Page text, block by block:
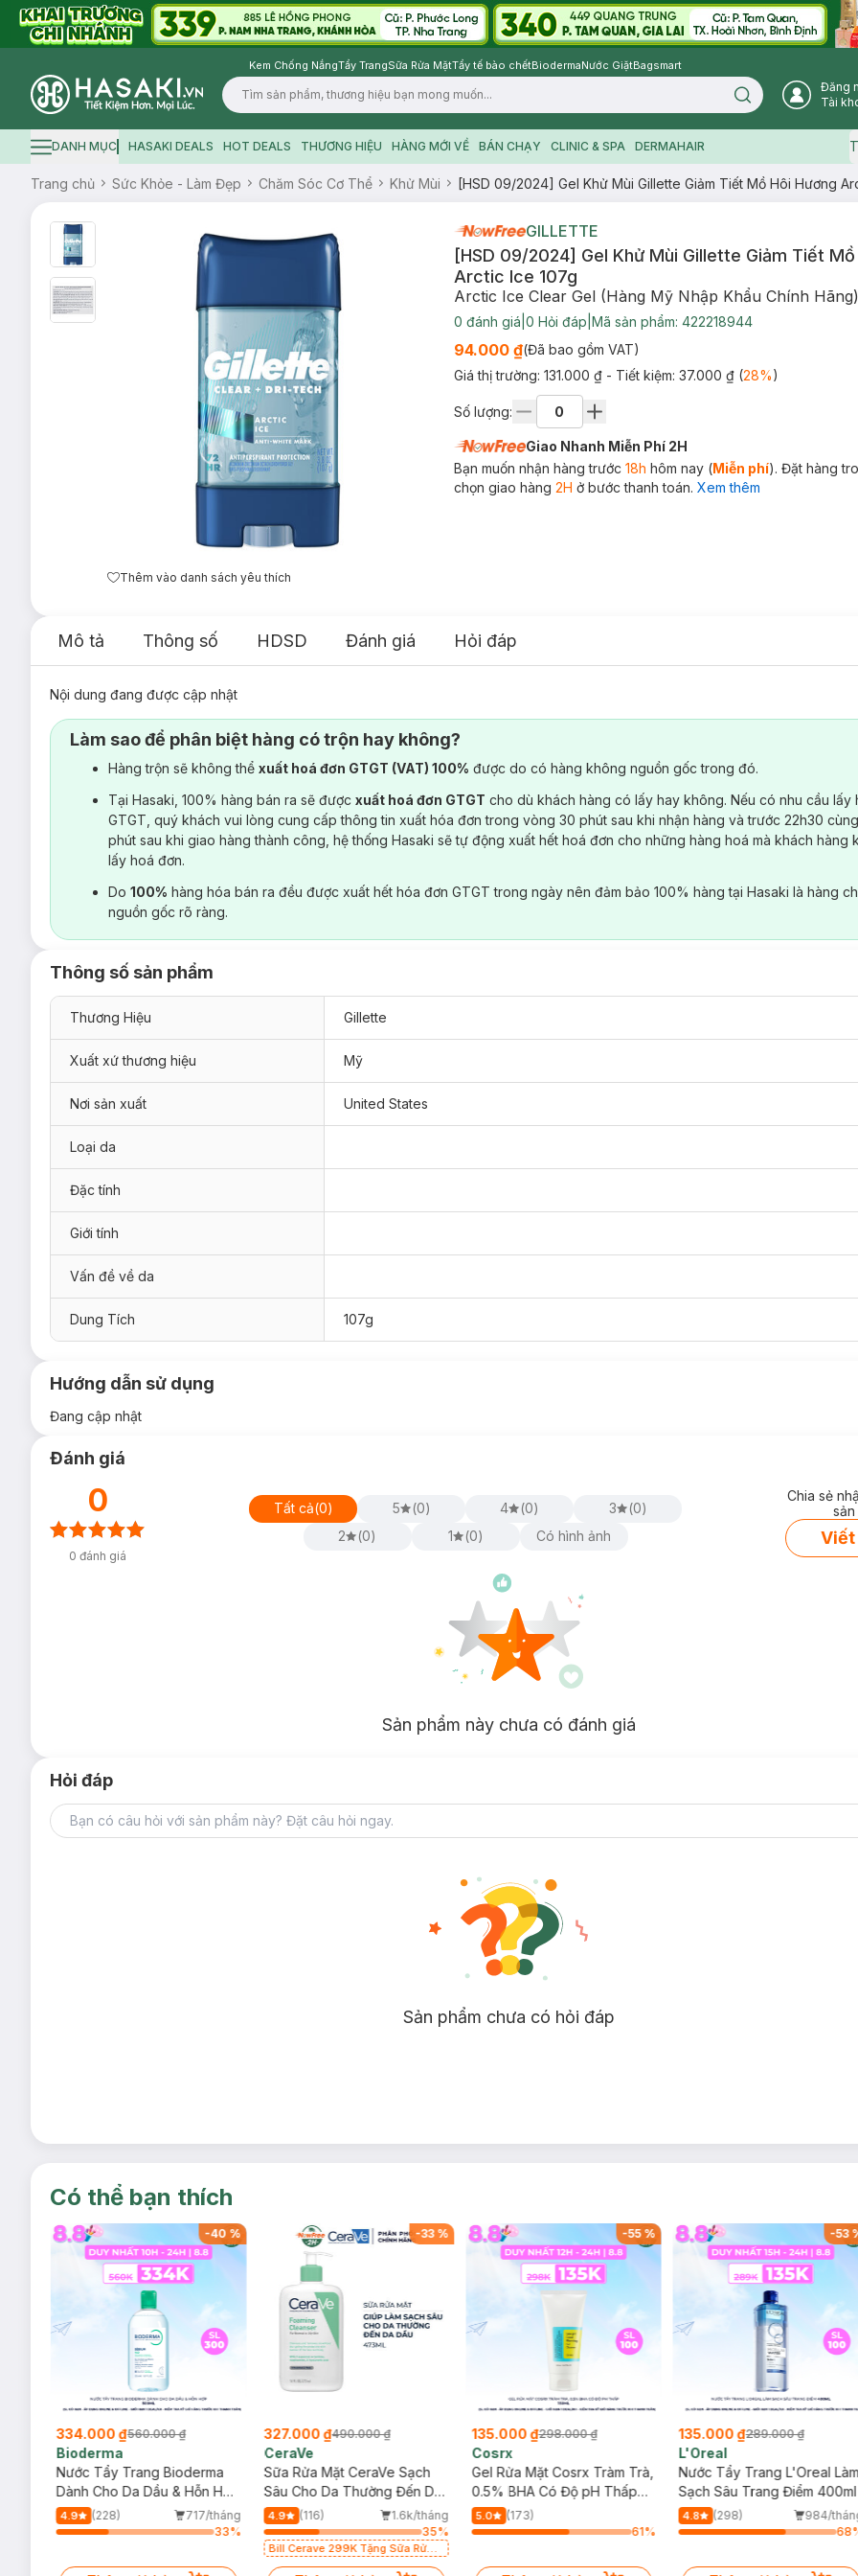
Kem Chống NắngTẩy TrangSữa Rửa MặtTẩy tế bào chếtBiodermaNước GiặtBagsmart
Logo
Search icon
Đăng
Tài
Hamburger icon
DANH MỤC HASAKI DEALS HOT DEALS THƯƠNG HIỆU HÀNG MỚI VỀ BÁN CHẠY CLINIC & SPA DERMAHAIR
Trang chủ Sức Khỏe - Làm Đẹp Chăm Sóc Cơ Thể Khử Mùi [HSD 09/2024] Gel Khử Mùi Gillette Giảm Tiết Mồ Hôi Hương
Thêm vào danh sách yêu thích
GILLETTE
[HSD 09/2024] Gel Khử Mùi Gillette Giảm Tiết Mồ
Arctic Ice 107g
Arctic Ice Clear Gel (Hàng Mỹ Nhập Khẩu Chính Hãng)
0 đánh giá 0 Hỏi đáp Mã sản phẩm: 422218944
94.000 ₫(Đã bao gồm VAT)
Giá thị trường: 131.000 ₫ - Tiết kiệm: 37.000 ₫(28%)
Số lượng:
Giao Nhanh Miễn Phí 2H
Bạn muốn nhận hàng trước 18h hôm nay (Miễn phí). Đặt hàng
chọn giao hàng 2H ở bước thanh toán. Xem thêm
Mô tả Thông số HDSD Đánh giá Hỏi đáp
Nội dung đang được cập nhật
Làm sao để phân biệt hàng có trộn hay không?
Hàng trộn sẽ không thể xuất hoá đơn GTGT (VAT) 100% được do có hàng không nguồn gốc trong đó.
Tại Hasaki, 100% hàng bán ra sẽ được xuất hoá đơn GTGT cho dù khách hàng có lấy hay không. Nếu có nhu cầu lấy
GTGT, quý khách vui lòng cung cấp thông tin xuất hóa đơn trong vòng 30 phút sau khi nhận hàng và trước 22h30
phút sau khi giao hàng thành công, hệ thống Hasaki sẽ tự động xuất hết hoá đơn cho những hàng hoá mà khách hàng
lấy hoá đơn.
Do 100% hàng hóa bán ra đều được xuất hết hóa đơn GTGT trong ngày nên đảm bảo 100% hàng tại Hasaki là hàng
nguồn gốc rõ ràng.
Thông số sản phẩm
Thương Hiệu Gillette
Xuất xứ thương hiệu Mỹ
Nơi sản xuất United States
Loại da
Đặc tính
Giới tính
Vấn đề về da
Dung Tích 107g
Hướng dẫn sử dụng
Đang cập nhật
Đánh giá
0
0 đánh giá
Tất cả(0) 5 (0) 4 (0) 3 (0)
2
(0) 1 (0) Có hình ảnh
Chia sẻ
Viết
Sản phẩm này chưa có đánh giá
Hỏi đáp
Sản phẩm chưa có hỏi đáp
Có thể bạn thích
-40 %
334.000 ₫560.000 ₫
Bioderma
Nước Tẩy Trang Bioderma
Dành Cho Da Dầu & Hỗn Hợp
500ml
4.9 (228)
717/tháng
33%
-33%
327.000 ₫490.000 ₫
CeraVe
Sữa Rửa Mặt CeraVe Sạch
Sâu Cho Da Thường Đến Da
Dầu 473ml
4.9 (116)
1.6k/tháng
35%
Bill Cerave 299K Tặng Sữa Rửa
Mặt Cerave 30ml (SL có hạn)
-55%
135.000 ₫298.000 ₫
Cosrx
Gel Rửa Mặt Cosrx Tràm Trà,
0.5% BHA Có Độ pH Thấp
150ml
5.0
(173)
61%
-53
135.000 ₫289.000 ₫
L'Oreal
Nước Tẩy Trang L'Oreal Làm
Sạch Sâu Trang Điểm 400ml
4.8 (298)
984/
68